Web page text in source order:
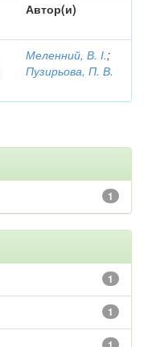
Автор(и)
Меленний, В. І.;
Пузирьова, П. В.
1
1
1